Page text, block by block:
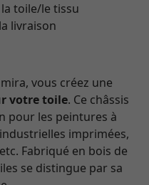
toile/le tissu
livraison
vous créez une
votre toile. Ce châssis
pour les peintures à
imprimées,
Fabriqué en bois de
se distingue par sa